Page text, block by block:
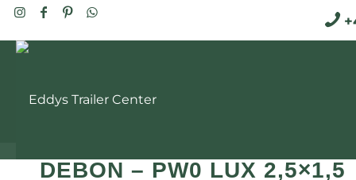
DEBON – PW0 LUX 2,5×1,5